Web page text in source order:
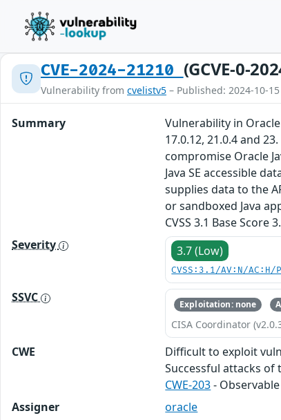
CVE-2024-21210 (GCVE-0-
Vulnerability from cvelistv5 – Published: 2024-10-
Summary
Vulnerability in
17.0.12, 21.0.4 and
compromise Oracle
Java SE accessible
supplies data to the
or sandboxed Java
CVSS 3.1 Base Score
Severity
3.7 (Low)
CVSS:3.1/AV:N/
SSVC Exploitation: none
CISA Coordinator
CWE
Difficult to exploit
Successful attacks of
CWE-203-
Assigner
oracle